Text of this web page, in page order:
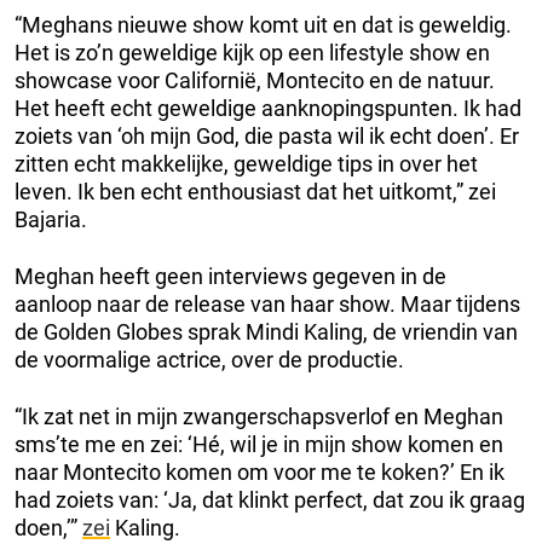
“Meghans nieuwe show komt uit en dat is geweldig.
Het is zo’n geweldige kijk op een lifestyle show en
showcase voor Californië, Montecito en de natuur.
Het heeft echt geweldige aanknopingspunten. Ik had
zoiets van ‘oh mijn God, die pasta wil ik echt doen’. Er
zitten echt makkelijke, geweldige tips in over het
leven. Ik ben echt enthousiast dat het uitkomt,” zei
Bajaria.
Meghan heeft geen interviews gegeven in de
aanloop naar de release van haar show. Maar tijdens
de Golden Globes sprak Mindi Kaling, de vriendin van
de voormalige actrice, over de productie.
“Ik zat net in mijn zwangerschapsverlof en Meghan
sms’te me en zei: ‘Hé, wil je in mijn show komen en
naar Montecito komen om voor me te koken?’ En ik
had zoiets van: ‘Ja, dat klinkt perfect, dat zou ik graag
doen,’”zei Kaling.